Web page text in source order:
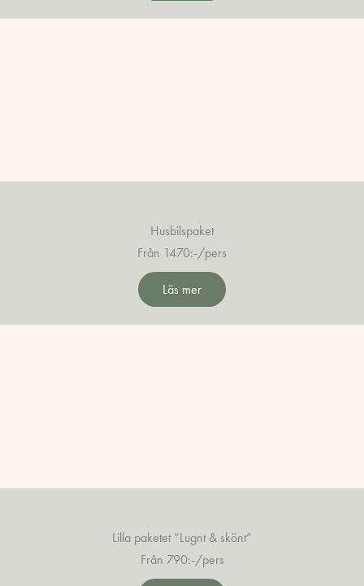
Husbilspaket
Från 1470:-/pers
Läs mer
Lilla paketet ”Lugnt & skönt”
Från 790:-/pers